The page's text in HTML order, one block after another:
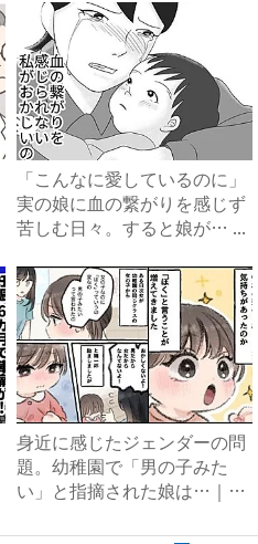
「こんなに愛しているのに」
実の娘に血の繋がりを感じず
苦しむ日々。すると娘が… ...
身近に感じたジェンダーの問
題。幼稚園で「男の子みた
い」と指摘された娘は…｜ベ